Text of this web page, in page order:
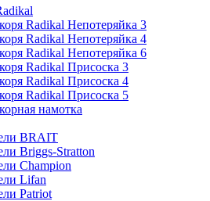
Radikal Непотеряйка 3
Radikal Непотеряйка 4
Radikal Непотеряйка 6
Radikal Присоска 3
Radikal Присоска 4
Radikal Присоска 5
намотка
BRAIT
Briggs-Stratton
Champion
Lifan
Patriot